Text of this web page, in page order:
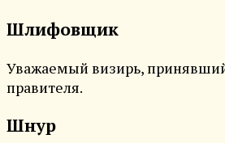
Шлифовщик
Уважаемый визирь,
правителя.
Шнур